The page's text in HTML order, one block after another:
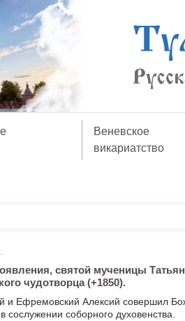
Веневское
викариатство
святой мученицы
чудотворца (+1850).
и Ефремовский Алексий совершил
сослужении соборного духовенства.